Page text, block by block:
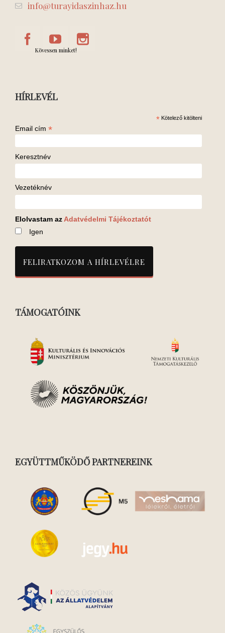
info@turayidaszinhaz.hu
Kövessen minket!
HÍRLEVÉL
* Kötelező kitölteni
Email cím *
Keresztnév
Vezetéknév
Elolvastam az Adatvédelmi Tájékoztatót
Igen
TÁMOGATÓINK
EGYÜTTMŰKÖDŐ PARTNEREINK